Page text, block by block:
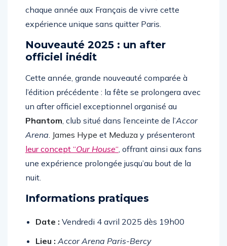
de la nuit ibizenco, cet événement permet
chaque année aux Français de vivre cette
Nouveauté 2025 : un after
Cette année, grande nouveauté comparée à
l’édition précédente : la fête se prolongera avec
un after officiel exceptionnel organisé au
Phantom
, club situé dans l’enceinte de l’
Accor
Arena
James Hypeet Meduza
y présenteront
leur concept “
Our House“
, offrant ainsi aux fans
une expérience prolongée jusqu’au bout de la